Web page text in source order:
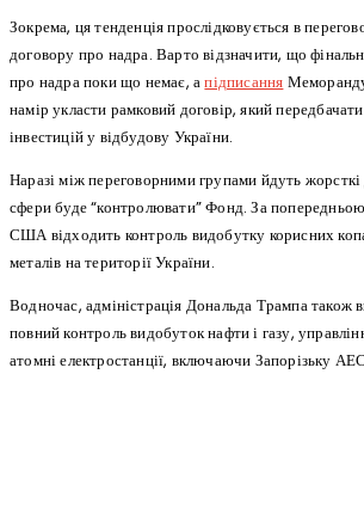
Зокрема, ця тенденція прослідковується в
договору про надра. Варто відзначити, що
про надра поки що немає, апідписання
намір укласти рамковий договір, який
інвестицій у відбудову України.
Наразі між переговорними групами йдуть жорсткі
сфери буде “контролювати” Фонд. За
США відходить контроль видобутку корисних
металів на території України.
Водночас, адміністрація Дональда Трампа також
повний контроль видобуток нафти і газу,
атомні електростанції, включаючи Запорізьку